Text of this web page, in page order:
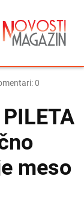
0
meso